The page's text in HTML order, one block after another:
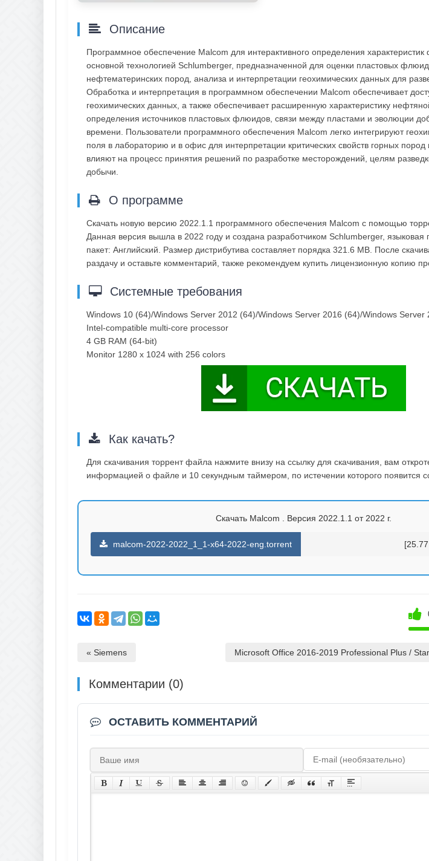
Описание
Программное обеспечение Malcom для интерактивного определения
основной технологией Schlumberger, предназначенной для оценки пластовых
нефтематеринских пород, анализа и интерпретации геохимических данных для
Обработка и интерпретация в программном обеспечении Malcom обеспечивает
геохимических данных, а также обеспечивает расширенную характеристику
определения источников пластовых флюидов, связи между пластами и эволюции
времени. Пользователи программного обеспечения Malcom легко интегрируют
поля в лабораторию и в офис для интерпретации критических свойств горных
влияют на процесс принятия решений по разработке месторождений, целям
добычи.
О программе
Скачать новую версию 2022.1.1 программного обеспечения Malcom с помощью
Данная версия вышла в 2022 году и создана разработчиком Schlumberger, языковая
пакет: Английский. Размер дистрибутива составляет порядка 321.6 MB. После
раздачу и оставьте комментарий, также рекомендуем купить лицензионную копию
Системные требования
Windows 10 (64)/Windows Server 2012 (64)/Windows Server 2016 (64)/Windows Server
Intel-compatible multi-core processor
4 GB RAM (64-bit)
Monitor 1280 x 1024 with 256 colors
Как качать?
Для скачивания торрент файла нажмите внизу на ссылку для скачивания, вам
информацией о файле и 10 секундным таймером, по истечении которого появится
Скачать Malcom . Версия 2022.1.1 от 2022 г.
malcom-2022-2022_1_1-x64-2022-eng.torrent
« Siemens Microsoft Office 2016-2019 Professional Plus /
Комментарии (0)
ОСТАВИТЬ КОММЕНТАРИЙ